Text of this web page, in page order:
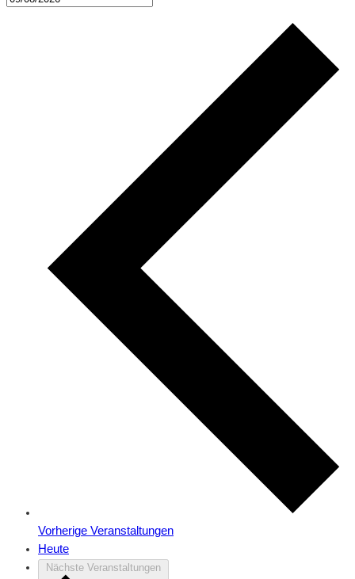
Vorherige Veranstaltungen
Heute
Nächste Veranstaltungen